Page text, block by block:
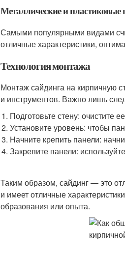
Металлические и пластиковые
Самыми популярными видами
отличные характеристики,
Технология монтажа
Монтаж сайдинга на кирпичную
и инструментов. Важно лишь
Подготовьте стену: очистите
Установите уровень: чтобы
Начните крепить панели:
Закрепите панели:
Таким образом, сайдинг — это
и имеет отличные
образования или опыта.